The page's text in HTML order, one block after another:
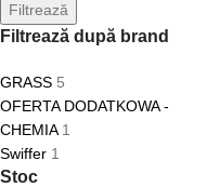
Filtrează
Filtrează după brand
GRASS 5
OFERTA DODATKOWA -
CHEMIA 1
Swiffer 1
Stoc